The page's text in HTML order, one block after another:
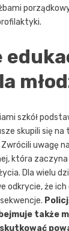
szkół
skupili się
uwagę
która
Dla wielu
odkrycie, że ich
także